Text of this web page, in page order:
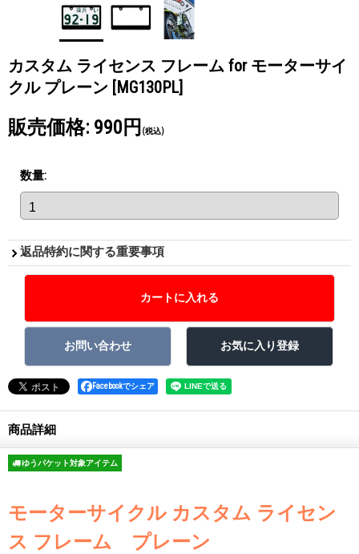
カスタム ライセンス フレーム for モーターサイ
クル プレーン [MG130PL]
販売価格: 990円 (税込)
数量:
返品特約に関する重要事項
Facebookでシェア
商品詳細
ゆうパケット対象アイテム
モーターサイクル カスタム ライセン
ス フレーム プレーン